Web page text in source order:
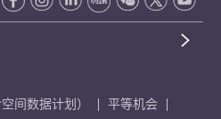
间数据计划）
平等机会